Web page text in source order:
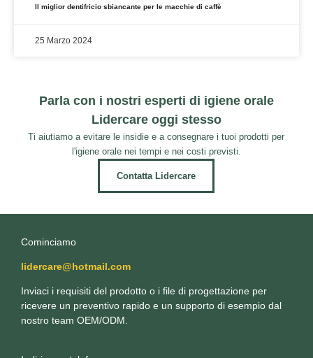
Il miglior dentifricio sbiancante per le macchie di caffè
25 Marzo 2024
Parla con i nostri esperti di igiene orale
Lidercare oggi stesso
Ti aiutiamo a evitare le insidie e a consegnare i tuoi prodotti per
l'igiene orale nei tempi e nei costi previsti.
Contatta Lidercare
Cominciamo
lidercare@hotmail.com
Inviaci i requisiti del prodotto o i file di progettazione per
ricevere un preventivo rapido e un supporto di esempio dal
nostro team OEM/ODM.